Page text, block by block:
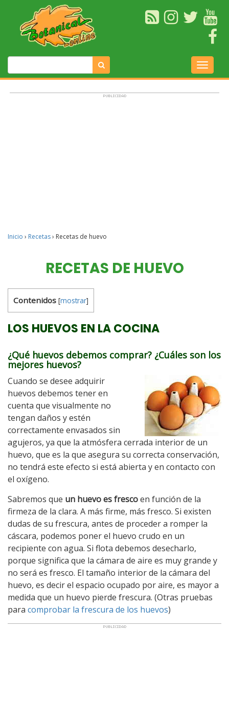
Inicio › Recetas› Recetas de huevo
RECETAS DE HUEVO
Contenidos [mostrar]
LOS HUEVOS EN LA COCINA
¿Qué huevos debemos comprar? ¿Cuáles son los
mejores huevos?
Cuando se desee adquirir
huevos debemos tener en
cuenta que visualmente no
tengan daños y estén
correctamente envasados sin
agujeros, ya que la atmósfera cerrada interior de un
huevo, que es la que asegura su correcta conservación,
no tendrá este efecto si está abierta y en contacto con
el oxígeno.
Sabremos que un huevo es frescoen función de la
firmeza de la clara. A más firme, más fresco. Si existen
dudas de su frescura, antes de proceder a romper la
cáscara, podemos poner el huevo crudo en un
recipiente con agua. Si flota debemos desecharlo,
porque significa que la cámara de aire es muy grande y
no será es fresco. El tamaño interior de la cámara del
huevo, es decir el espacio ocupado por aire, es mayor a
medida que un huevo pierde frescura. (Otras pruebas
para comprobar la frescura de los huevos)